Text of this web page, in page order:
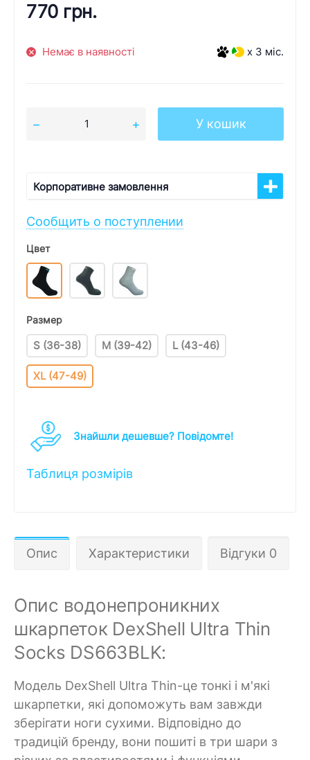
770 грн.
Немає в наявності x 3 міс.
У кошик
Корпоративне замовлення
Сообщить о поступлении
Цвет
Размер
S (36-38) M (39-42) L (43-46)
XL (47-49)
Знайшли дешевше? Повідомте!
Таблиця розмірів
Опис Характеристики Відгуки 0
Опис водонепроникних
шкарпеток DexShell Ultra Thin
Socks DS663BLK:
Модель DexShell Ultra Thin-це тонкі і м'які
шкарпетки, які допоможуть вам завжди
зберігати ноги сухими. Відповідно до
традицій бренду, вони пошиті в три шари з